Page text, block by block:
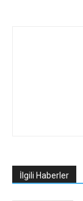
İlgili Haberler